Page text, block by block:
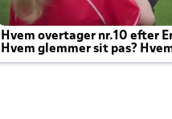
Hvem overtager nr.10 efter
Hvem glemmer sit pas?
Joachim altid til efter